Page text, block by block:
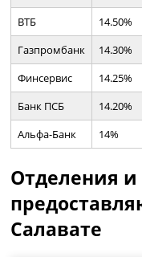
ВТБ
14.50%
Газпромбанк
14.30%
Финсервис
14.25%
Банк ПСБ
14.20%
Альфа-Банк
14%
Отделения
Салавате